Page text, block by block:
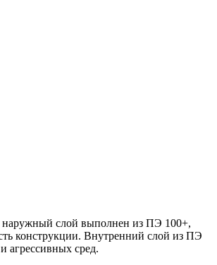
наружный слой выполнен из ПЭ 100+,
конструкции. Внутренний слой из ПЭ
агрессивных сред.